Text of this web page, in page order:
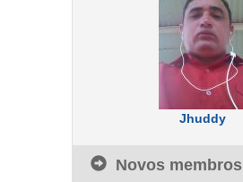
Jhuddy
Novos membros